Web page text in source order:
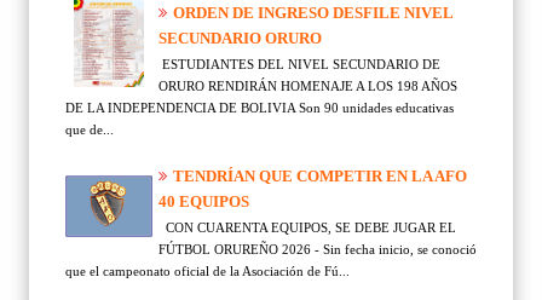
ORDEN DE INGRESO DESFILE NIVEL
SECUNDARIO ORURO
ESTUDIANTES DEL NIVEL SECUNDARIO DE
ORURO RENDIRÁN HOMENAJE A LOS 198 AÑOS
DE LA INDEPENDENCIA DE BOLIVIA Son 90 unidades educativas
que de...
TENDRÍAN QUE COMPETIR EN LA AFO
40 EQUIPOS
CON CUARENTA EQUIPOS, SE DEBE JUGAR EL
FÚTBOL ORUREÑO 2026 - Sin fecha inicio, se conoció
que el campeonato oficial de la Asociación de Fú...